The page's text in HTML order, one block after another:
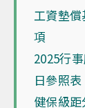
工資墊
項
2025行
日參照表
健保級